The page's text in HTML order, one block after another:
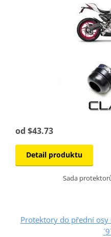
od $43.73
Detail produktu
Sada
Protektory do přední osy